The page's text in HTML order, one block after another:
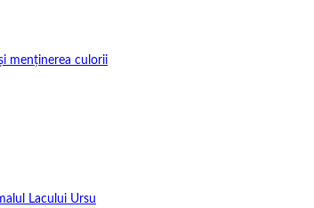
menținerea culorii
Lacului Ursu